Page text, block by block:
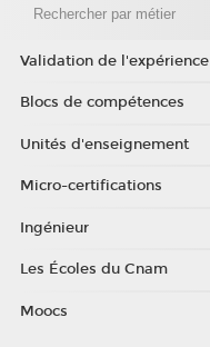
Rechercher par métier
Validation de l'expérience
Blocs de compétences
Unités d'enseignement
Micro-certifications
Ingénieur
Les Écoles du Cnam
Moocs